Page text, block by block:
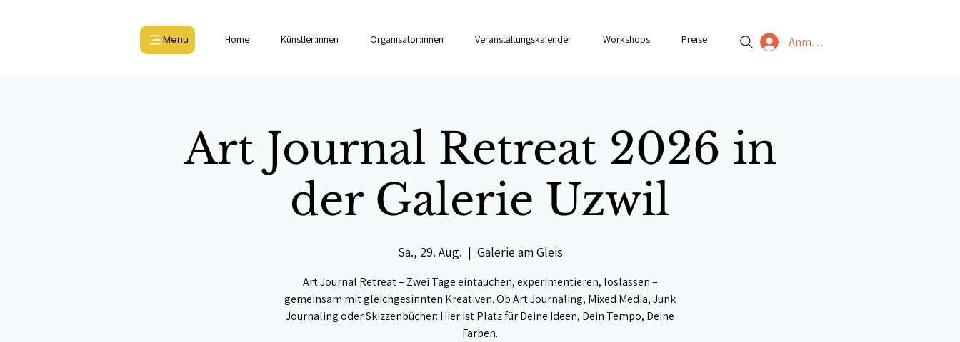
Menu Home Künstler:innen Organisator:innen Veranstaltungskalender Workshops Preise Anmelden
Art Journal Retreat 2026 in
der Galerie Uzwil
Sa., 29. Aug.
  |
Galerie am Gleis
Art Journal Retreat – Zwei Tage eintauchen, experimentieren, loslassen –
gemeinsam mit gleichgesinnten Kreativen. Ob Art Journaling, Mixed Media, Junk
Journaling oder Skizzenbücher: Hier ist Platz für Deine Ideen, Dein Tempo, Deine
Farben.